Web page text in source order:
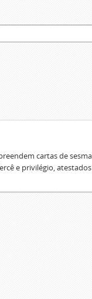
cartas de
e privilégio,